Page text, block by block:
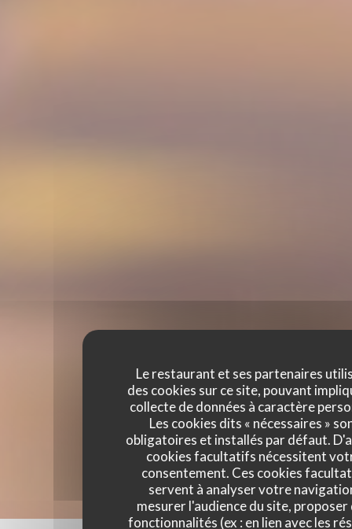
Le restaurant et ses partenaires
des cookies sur ce site, pouvant
collecte de données à caractère
Les cookies dits « nécessaires »
obligatoires et installés par défaut.
cookies facultatifs nécessitent
consentement. Ces cookies
servent à analyser votre
mesurer l'audience du site, proposer
fonctionnalités (ex : en lien avec les